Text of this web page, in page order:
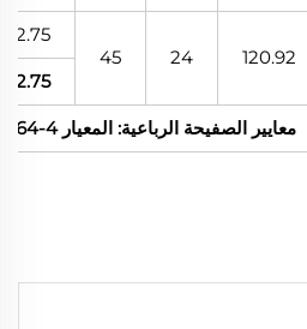
120.92
24
45
2.75
2.75
معايير الصفيحة الرباعية: المعيار UIC 864-4، المعيار UIC 864-8